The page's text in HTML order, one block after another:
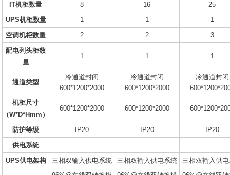
IT机柜数量
8 16
25
UPS机柜数量
1 1
1
空调机柜数量
2 2
3
配电列头柜数
量
1 1 1
通道类型
冷通道封闭
600*1200*2000
冷通道封闭
600*1200*2000
冷通道封闭
机柜尺寸
（W*D*Hmm）
600*1200*2000 600*1200*2000
防护等级 IP20 IP20
IP20
供电系统
UPS供电架构
三相双输入供电系统 三相双输入供电系统 三相双输入供